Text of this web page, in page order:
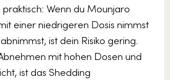
Wenn du Mounjaro
einer niedrigeren Dosis nimmst
ist dein Risiko gering.
mit hohen Dosen und
ist das Shedding